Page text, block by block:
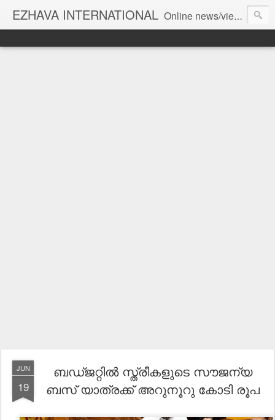
EZHAVA INTERNATIONAL Online news/views JOURNAL... Connecting the community worldwide Editorial Director: Prem Chandran
JUN
19
ബഡ്ജറ്റിൽ സ്ത്രീകളുടെ സൗജന്യ
ബസ് യാത്രക്ക് അറുനൂറു കോടി രൂപ